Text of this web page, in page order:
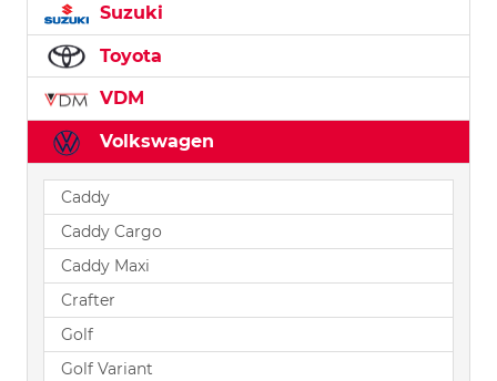
Suzuki
Toyota
VDM
Volkswagen
Caddy
Caddy Cargo
Caddy Maxi
Crafter
Golf
Golf Variant